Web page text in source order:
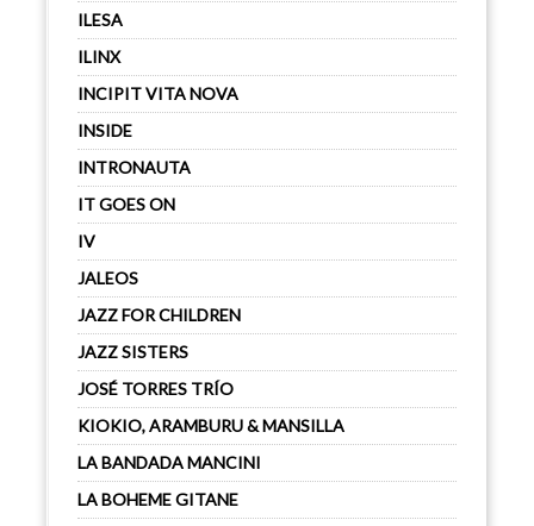
ILESA
ILINX
INCIPIT VITA NOVA
INSIDE
INTRONAUTA
IT GOES ON
IV
JALEOS
JAZZ FOR CHILDREN
JAZZ SISTERS
JOSÉ TORRES TRÍO
KIOKIO, ARAMBURU & MANSILLA
LA BANDADA MANCINI
LA BOHEME GITANE